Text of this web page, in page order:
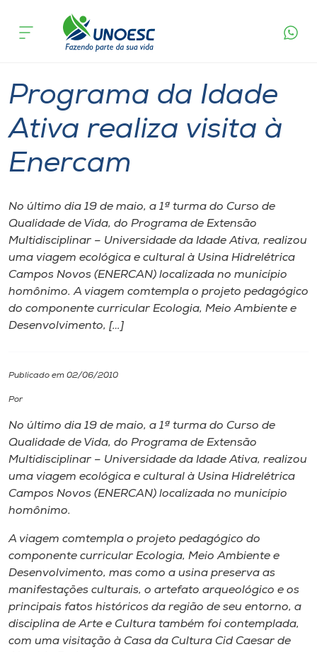
Cursos
Pesquisa
Atendimento ao Estudante
Portal de Ensino
A
Unoesc
Internacionalização
Cultura
CPA
Biblioteca
Editora
Rádio
Museu
acontece
Programa da Idade
Ativa realiza visita à
Enercam
No último dia 19 de maio, a 1ª turma do Curso de
Qualidade de Vida, do Programa de Extensão
Multidisciplinar – Universidade da Idade Ativa, realizou
uma viagem ecológica e cultural à Usina Hidrelétrica
Campos Novos (ENERCAN) localizada no município
homônimo. A viagem comtempla o projeto pedagógico
do componente curricular Ecologia, Meio Ambiente e
Desenvolvimento, […]
Publicado em 02/06/2010
Por
No último dia 19 de maio, a 1ª turma do Curso de
Qualidade de Vida, do Programa de Extensão
Multidisciplinar – Universidade da Idade Ativa, realizou
uma viagem ecológica e cultural à Usina Hidrelétrica
Campos Novos (ENERCAN) localizada no município
homônimo.
A viagem comtempla o projeto pedagógico do
componente curricular Ecologia, Meio Ambiente e
Desenvolvimento, mas como a usina preserva as
manifestações culturais, o artefato arqueológico e os
principais fatos históricos da região de seu entorno, a
disciplina de Arte e Cultura também foi contemplada,
com uma visitação à Casa da Cultura Cid Caesar de